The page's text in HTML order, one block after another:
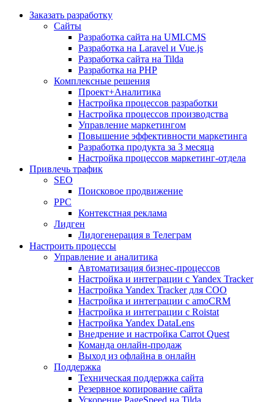
Заказать разработку
Сайты
Разработка сайта на UMI.CMS
Разработка на Laravel и Vue.js
Разработка сайта на Tilda
Разработка на PHP
Комплексные решения
Проект+Аналитика
Настройка процессов разработки
Настройка процессов производства
Управление маркетингом
Повышение эффективности маркетинга
Разработка продукта за 3 месяца
Настройка процессов маркетинг-отдела
Привлечь трафик
SEO
Поисковое продвижение
PPC
Контекстная реклама
Лидген
Лидогенерация в Телеграм
Настроить процессы
Управление и аналитика
Автоматизация бизнес-процессов
Настройка и интеграции с Yandex Tracker
Настройка Yandex Tracker для СОО
Настройка и интеграции с amoCRM
Настройка и интеграции с Roistat
Настройка Yandex DataLens
Внедрение и настройка Carrot Quest
Команда онлайн-продаж
Выход из офлайна в онлайн
Поддержка
Техническая поддержка сайта
Резервное копирование сайта
Ускорение PageSpeed на Tilda